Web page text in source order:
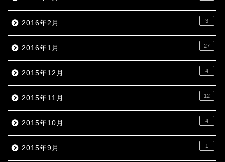
2016年2月 3
2016年1月 27
2015年12月 4
2015年11月 12
2015年10月 4
2015年9月 1